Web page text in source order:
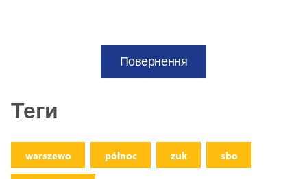
Повернення
Теги
warszewo północ zuk sbo